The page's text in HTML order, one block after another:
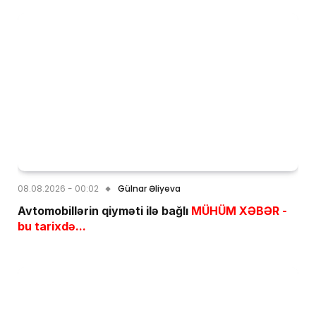
08.08.2026 - 00:02 Gülnar Əliyeva
Avtomobillərin qiyməti ilə bağlı MÜHÜM XƏBƏR -
bu tarixdə...